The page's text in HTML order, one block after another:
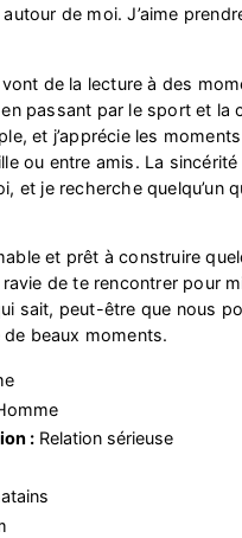
de moi. J’aime
de la lecture à des
passant par le sport et la
et j’apprécie les
ou entre amis. La
et je recherche quelqu’un
et prêt à construire
de te rencontrer pour
sait, peut-être que nous
beaux moments.
:Relation sérieuse